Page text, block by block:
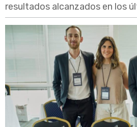
resultados alcanzados en los